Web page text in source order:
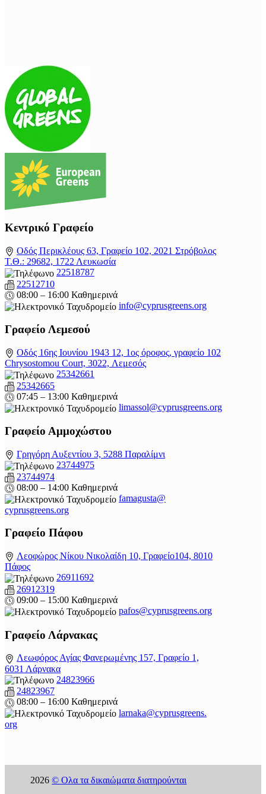
Κεντρικό Γραφείο
Οδός Περικλέους 63, Γραφείο 102, 2021 Στρόβολος
Τ.Θ.: 29682, 1722 Λευκωσία
22518787
22512710
08:00 – 16:00 Καθημερινά
info@cyprusgreens.org
Γραφείο Λεμεσού
Οδός 16ης Ιουνίου 1943 12, 1ος όροφος, γραφείο 102
Chrysostomou Court, 3022, Λεμεσός
25342661
25342665
07:45 – 13:00 Καθημερινά
limassol@cyprusgreens.org
Γραφείο Αμμοχώστου
Γρηγόρη Αυξεντίου 3, 5288 Παραλίμνι
23744975
23744974
08:00 – 14:00 Καθημερινά
famagusta@
cyprusgreens.org
Γραφείο Πάφου
Λεοφώρος Νίκου Νικολαίδη 10, Γραφείο104, 8010
Πάφος
26911692
26912319
09:00 – 15:00 Καθημερινά
pafos@cyprusgreens.org
Γραφείο Λάρνακας
Λεωφόρος Αγίας Φανερωμένης 157, Γραφείο 1,
6031 Λάρνακα
24823966
24823967
08:00 – 16:00 Καθημερινά
larnaka@cyprusgreens.
org
2026© Ολα τα δικαιώματα διατηρούνται